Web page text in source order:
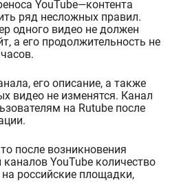
YouTube—контента
ряд несложныхправил.
одного видео не должен
а его продолжительность не
, его описание, а также
видео не изменятся. Канал
на Rutubeпосле
после возникновения
каналов YouTubeколичество
российские площадки,